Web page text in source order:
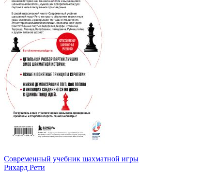
Современный учебник шахматной игры
Рихард Рети